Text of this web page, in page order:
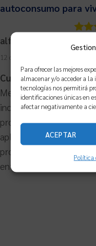
Para ofrecer las mejores
almacenar y/o acceder a la
tecnologías nos permitirá
identificaciones únicas en
afectar negativamente a
ACEPTAR
Política
autoconsumo para
con
alfonsovalenzuela573
12 de diciembre de 2025
Cumple su finalidad
Memoria bien
incluye cálculo de
protecciones y
aplicable. Es un
profesional listo para
entregar en industria.